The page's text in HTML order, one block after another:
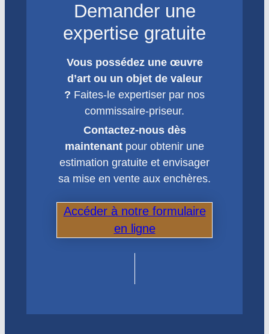
Demander une
expertise gratuite
Vous possédez une œuvre
d’art ou un objet de valeur
? Faites-le expertiser par nos
commissaire-priseur.
Contactez-nous dès
maintenant pour obtenir une
estimation gratuite et envisager
sa mise en vente aux enchères.
Accéder à notre formulaire
en ligne